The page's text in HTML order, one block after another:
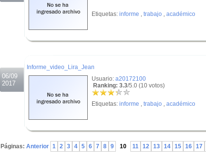
Etiquetas: informe , trabajo , académico
06/09
2017
Informe_video_Lira_Jean
Usuario: a20172100
Ranking: 3.3/5.0 (10 votos)
Etiquetas: informe , trabajo , académico
Páginas: Anterior 1 2 3 4 5 6 7 8 9 10 11 12 13 14 15 16 17